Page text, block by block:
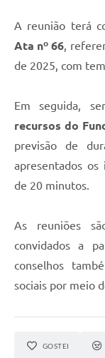
A reunião terá
Ata nº 66 ,
de 2025, com
Em seguida,
recursos do
previsão de
apresentados
de 20 minutos.
As reuniões
convidados a
conselhos
sociais por meio
GOSTEI